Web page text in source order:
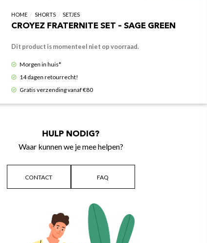
HOME / SHORTS / SETJES
CROYEZ FRATERNITE SET – SAGE GREEN
Dit product is momenteel niet op voorraad.
Morgen in huis*
14 dagen retourrecht!
Gratis verzending vanaf €80
HULP NODIG?
Waar kunnen we je mee helpen?
CONTACT FAQ